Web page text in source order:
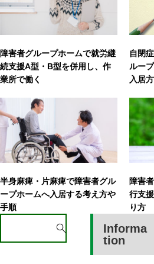
障害者グループホームで就労継
続支援A型・B型を併用し、作
業所で働く
自閉
ルー
入居
半身麻痺・片麻痺で障害者グル
ープホームへ入居する考え方や
手順
障害
行支
り方
Informa
tion